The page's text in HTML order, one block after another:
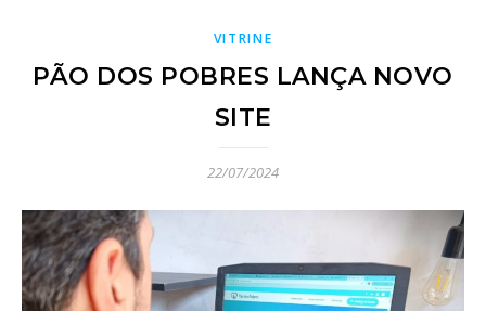
VITRINE
PÃO DOS POBRES LANÇA NOVO
SITE
22/07/2024